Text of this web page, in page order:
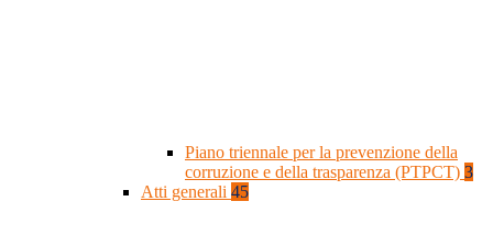
Piano triennale per la prevenzione della
corruzione e della trasparenza (PTPCT) 3
Atti generali 45